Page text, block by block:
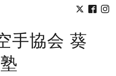
手協会 葵
塾